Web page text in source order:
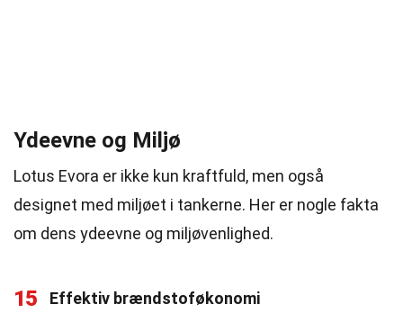
Ydeevne og Miljø
Lotus Evora er ikke kun kraftfuld, men også
designet med miljøet i tankerne. Her er nogle fakta
om dens ydeevne og miljøvenlighed.
15
Effektiv brændstoføkonomi